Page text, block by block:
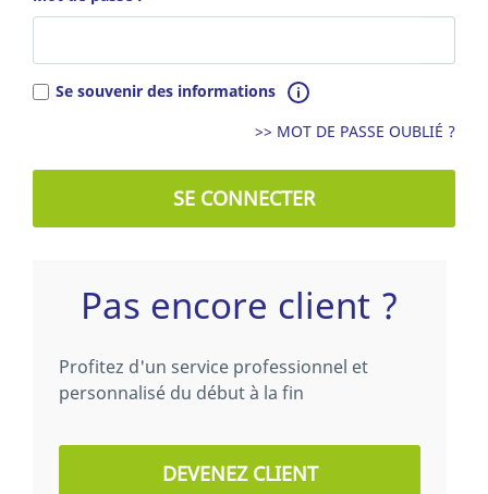
Se souvenir des informations
>> MOT DE PASSE OUBLIÉ ?
SE CONNECTER
Pas encore client ?
Profitez d'un service professionnel et
personnalisé du début à la fin
DEVENEZ CLIENT